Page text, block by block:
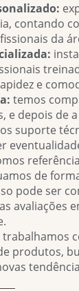
contando
da
e
temos
e depois de
suporte
de
pode ser
avaliações
trabalhamos
produtos,